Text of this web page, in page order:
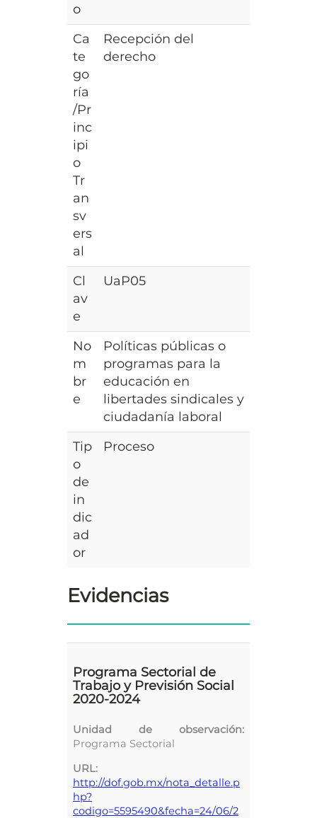
o
Ca
te
go
ría
/Pr
inc
ipi
o
Tr
an
sv
ers
al
Recepción del
derecho
Cl
av
e
UaP05
No
m
br
e
Políticas públicas o
programas para la
educación en
libertades sindicales y
ciudadanía laboral
Tip
o
de
in
dic
ad
or
Proceso
Evidencias
Programa Sectorial de
Trabajo y Previsión Social
2020-2024
Unidad de observación:
Programa Sectorial
URL:
http://dof.gob.mx/nota_detalle.p
hp?
codigo=5595490&fecha=24/06/2